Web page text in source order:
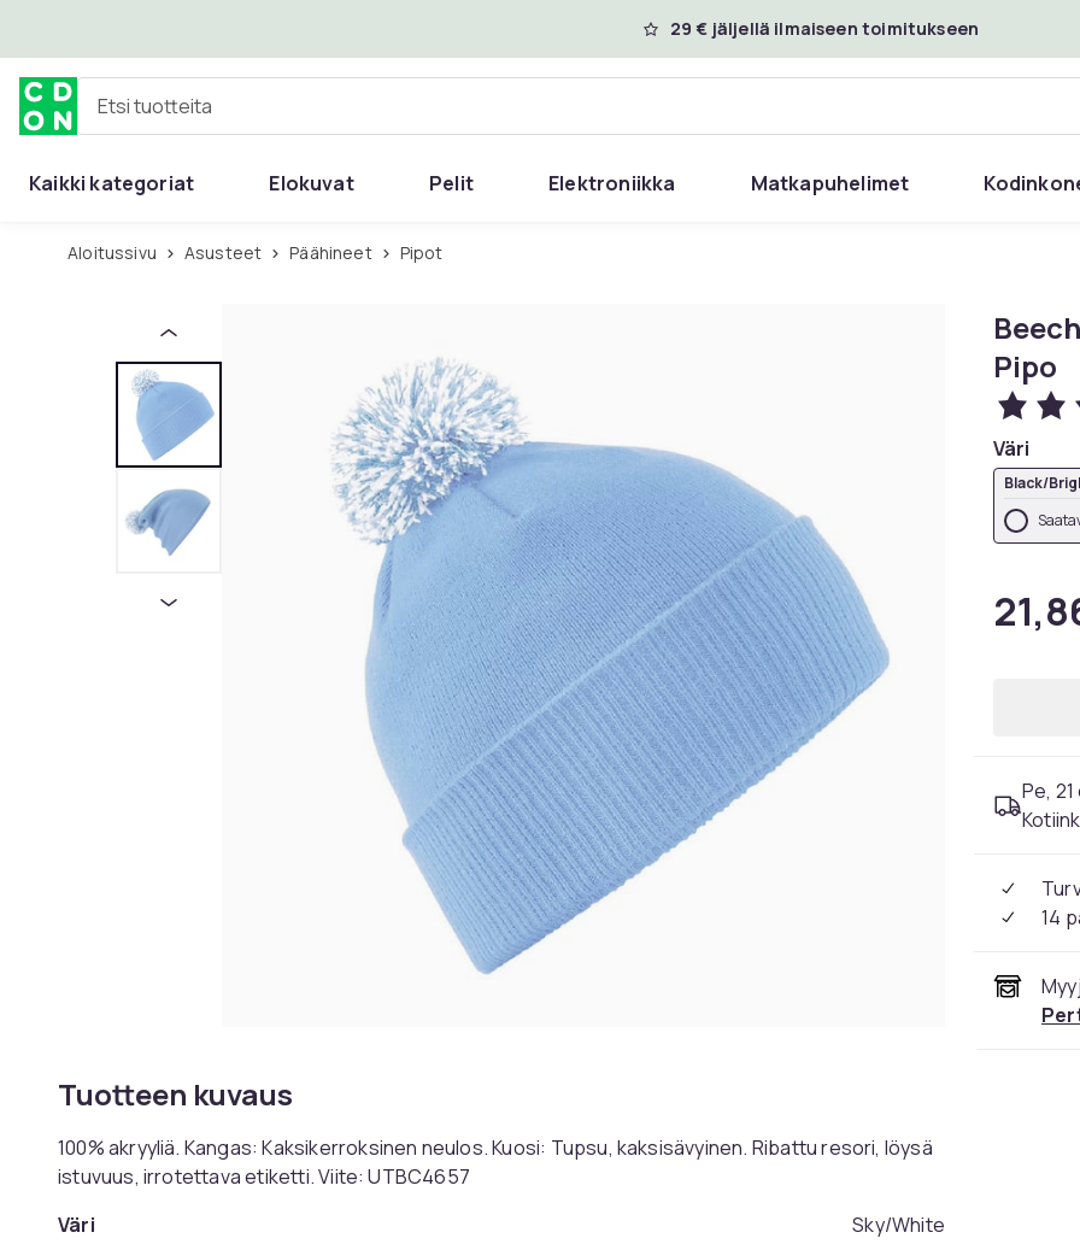
29 € jäljellä ilmaiseen toimitukseen
Etsi tuotteita
Kaikki kategoriat Elokuvat Pelit Elektroniikka Matkapuhelimet
Aloitussivu Asusteet Päähineet Pipot
Tuotteen kuvaus
100% akryyliä. Kangas: Kaksikerroksinen neulos. Kuosi: Tupsu, kaksisävyinen. Ribattu resori, löysä
istuvuus, irrotettava etiketti. Viite: UTBC4657
Väri
Sky/White
Pipo
Väri
Black/
Pe,
14